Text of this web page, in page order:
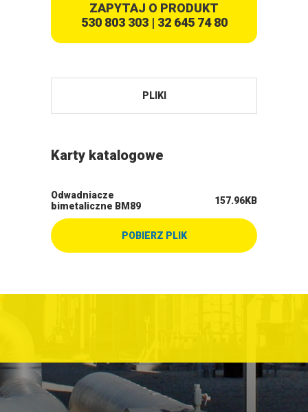
ZAPYTAJ O PRODUKT
530 803 303| 32 645 74 80
PLIKI
Karty katalogowe
Odwadniacze
bimetaliczne BM89
157.96KB
POBIERZ PLIK